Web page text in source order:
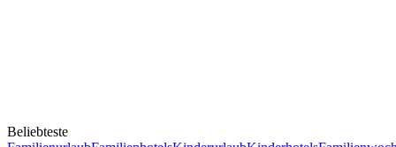
Beliebteste